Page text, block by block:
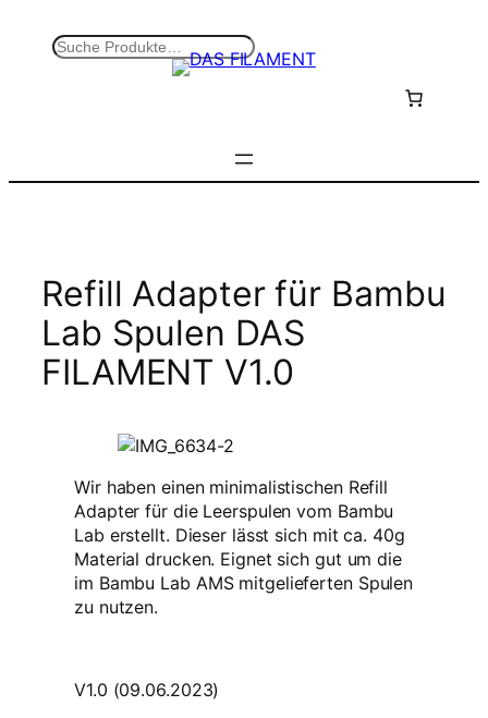
S
Refill Adapter für Bambu
Lab Spulen DAS
FILAMENT V1.0
Wir haben einen minimalistischen Refill
Adapter für die Leerspulen vom Bambu
Lab erstellt. Dieser lässt sich mit ca. 40g
Material drucken. Eignet sich gut um die
im Bambu Lab AMS mitgelieferten Spulen
zu nutzen.
V1.0 (09.06.2023)